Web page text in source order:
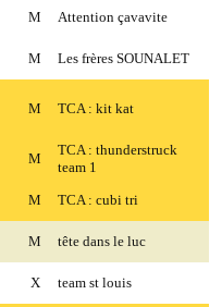
M Attention çavavite
M Les frères SOUNALET
M TCA : kit kat
M
TCA : thunderstruck
team 1
M TCA : cubi tri
M tête dans le luc
X team st louis